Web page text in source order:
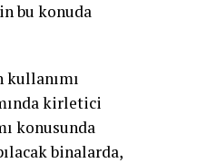
bu konuda
kullanımı
kirletici
konusunda
binalarda,